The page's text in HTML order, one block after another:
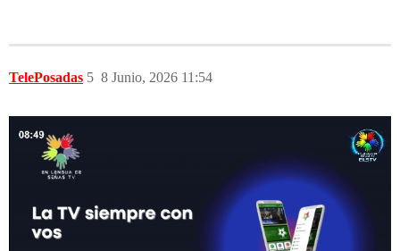
TelePosadas 8 Junio, 2026 11:54
5